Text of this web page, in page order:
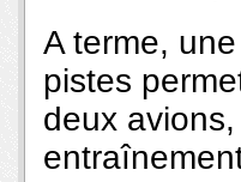
A terme,
pistes
deux